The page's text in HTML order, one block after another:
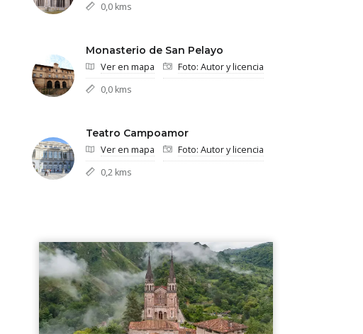
0,0 kms
Monasterio de San Pelayo
Ver en mapa
Foto: Autor y licencia
0,0 kms
Teatro Campoamor
Ver en mapa
Foto: Autor y licencia
0,2 kms